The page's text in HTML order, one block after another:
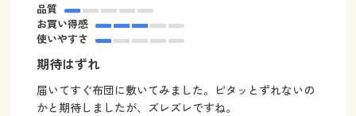
品質
お買い得感
使いやすさ
期待はずれ
届いてすぐ布団に敷いてみました。ピタッとずれないの
かと期待しましたが、ズレズレですね。